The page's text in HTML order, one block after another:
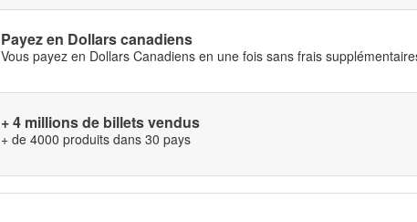
Payez en Dollars canadiens
Vous payez en Dollars Canadiens en une fois sans frais
+ 4 millions de billets vendus
+ de 4000 produits dans 30 pays